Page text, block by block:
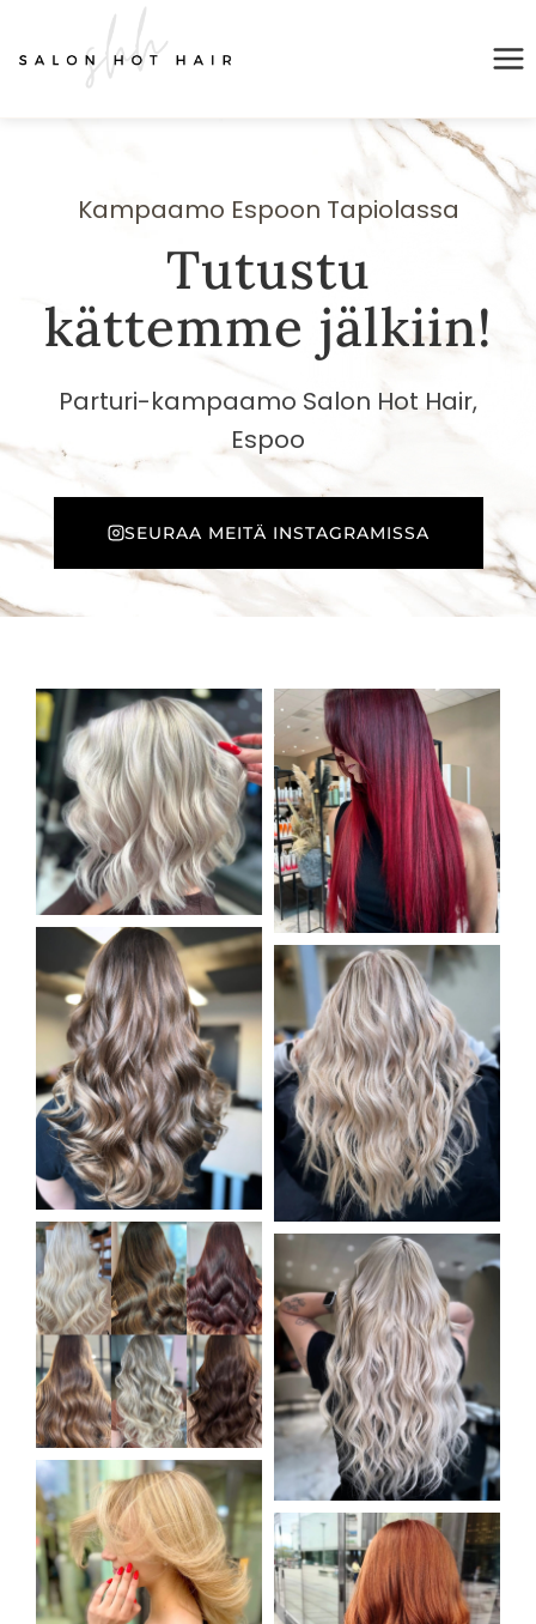
sisältöön
Kampaamo Espoon Tapiolassa
Tutustu
kättemme jälkiin!
Parturi-kampaamo Salon Hot Hair,
Espoo
SEURAA MEITÄ INSTAGRAMISSA